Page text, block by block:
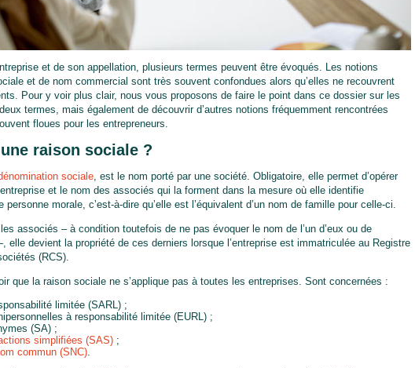
et de son appellation, plusieurs termes peuvent être évoqués. Les notions
et de nom commercial sont très souvent confondues alors qu’elles ne recouvrent
Pour y voir plus clair, nous vous proposons de faire le point dans ce dossier sur les
termes, mais également de découvrir d’autres notions fréquemment rencontrées
floues pour les entrepreneurs.
raison sociale ?
sociale, est le nom porté par une société. Obligatoire, elle permet d’opérer
et le nom des associés qui la forment dans la mesure où elle identifie
personne morale, c’est-à-dire qu’elle est l’équivalent d’un nom de famille pour celle-ci.
associés – à condition toutefois de ne pas évoquer le nom de l’un d’eux ou de
elle devient la propriété de ces derniers lorsque l’entreprise est immatriculée au Registre
(RCS).
que la raison sociale ne s’applique pas à toutes les entreprises. Sont concernées :
limitée (SARL) ;
à responsabilité limitée (EURL) ;
(SA) ;
simplifiées (SAS) ;
commun (SNC).